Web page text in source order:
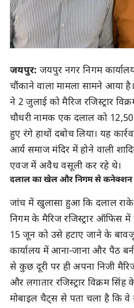
जयपुर: जयपुर नगर निगम
चौंकाने वाला मामला सामने आया
ने 2 जुलाई को मैरिज रजिस्ट्रार
चौधरी नामक एक दलाल को
हुए रंगे हाथों दबोच लिया। यह
आर्य समाज मंदिर में होने वाली
एवज में अवैध वसूली कर रहे थे।
दलाल का खेल और निगम से कनेक्शन
जांच में खुलासा हुआ कि दलाल
निगम के मैरिज रजिस्ट्रार ऑफिस में
15 जून को उसे हटाए जाने के
कार्यालय में आना-जाना और पैठ
से कुछ दूरी पर ही अपना निजी
और लगातार रजिस्ट्रार विक्रम
मोबाइल चैट्स से पता चला है कि वे